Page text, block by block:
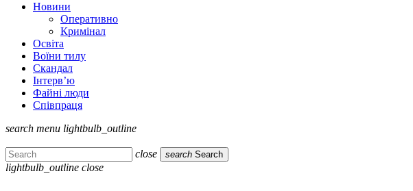
Новини
Оперативно
Кримінал
Освіта
Воїни тилу
Скандал
Інтерв’ю
Файні люди
Співпраця
search menu lightbulb_outline
close search Search
lightbulb_outline close